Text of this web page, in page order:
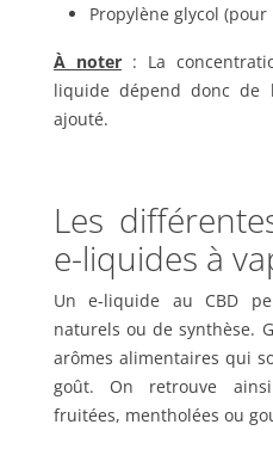
Propylène glycol
À noter: La
liquide dépend donc de
ajouté.
Les
e-liquides à
Un e-liquide au CBD
naturels ou de synthèse.
arômes alimentaires qui
goût. On retrouve
fruitées, mentholées ou